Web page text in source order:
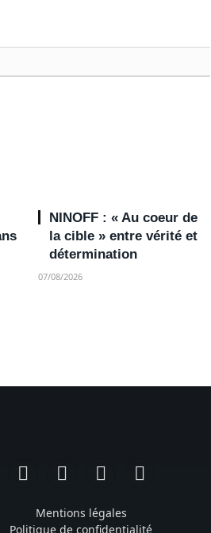
NINOFF : « Au coeur de
la cible » entre vérité et
détermination
07/08/2026
FacebookInstagramTikTok YouTube
Mentions légales
Politique de confidentialité